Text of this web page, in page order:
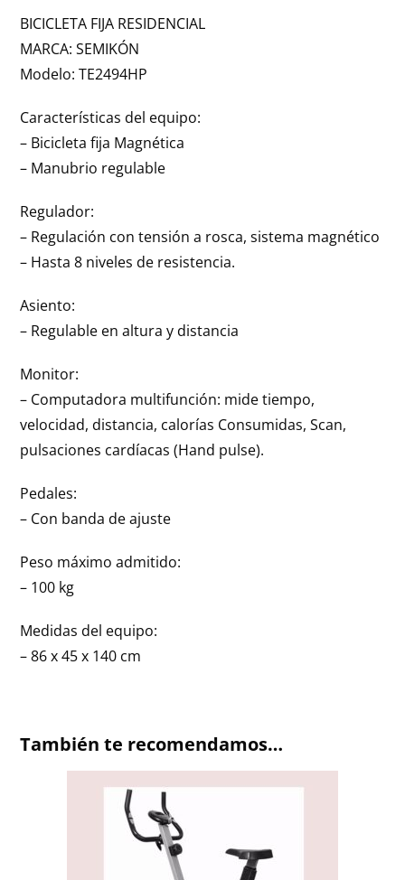
BICICLETA FIJA RESIDENCIAL
MARCA: SEMIKÓN
Modelo: TE2494HP
Características del equipo:
– Bicicleta fija Magnética
– Manubrio regulable
Regulador:
– Regulación con tensión a rosca, sistema magnético
– Hasta 8 niveles de resistencia.
Asiento:
– Regulable en altura y distancia
Monitor:
– Computadora multifunción: mide tiempo,
velocidad, distancia, calorías Consumidas, Scan,
pulsaciones cardíacas (Hand pulse).
Pedales:
– Con banda de ajuste
Peso máximo admitido:
– 100 kg
Medidas del equipo:
– 86 x 45 x 140 cm
También te recomendamos…